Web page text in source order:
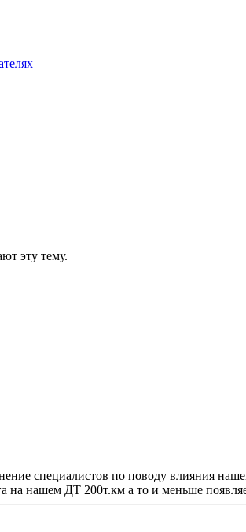
эту тему.
специалистов по поводу влияния
на нашем ДТ 200т.км а то и меньше